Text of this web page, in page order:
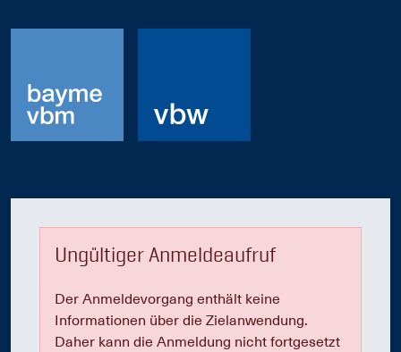
Ungültiger Anmeldeaufruf
Der Anmeldevorgang enthält keine
Informationen über die Zielanwendung.
Daher kann die Anmeldung nicht fortgesetzt